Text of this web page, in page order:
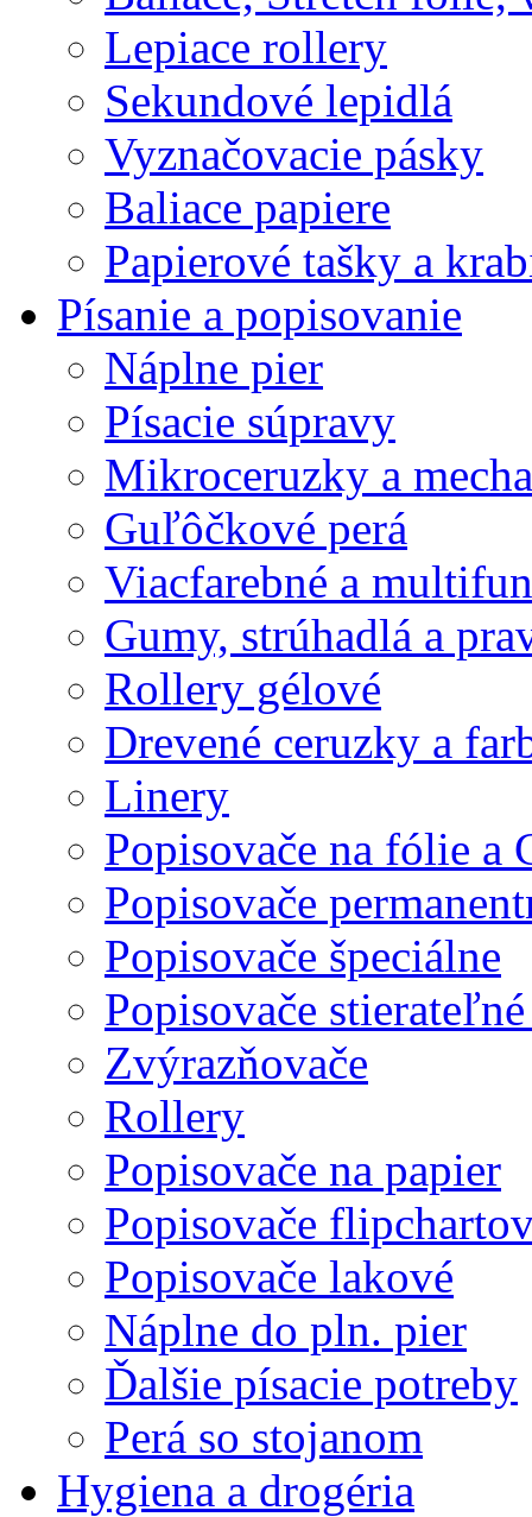
Lepiace rollery
Sekundové lepidlá
Vyznačovacie pásky
Baliace papiere
Papierové tašky a
Písanie a popisovanie
Náplne pier
Písacie súpravy
Mikroceruzky a
Guľôčkové perá
Viacfarebné a
Gumy, strúhadlá a
Rollery gélové
Drevené ceruzky a
Linery
Popisovače na fólie a
Popisovače
Popisovače špeciálne
Popisovače
Zvýrazňovače
Rollery
Popisovače na papier
Popisovače
Popisovače lakové
Náplne do pln. pier
Ďalšie písacie potreby
Perá so stojanom
Hygiena a drogéria